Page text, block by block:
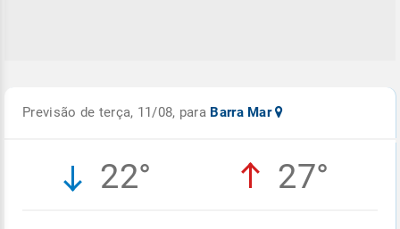
Previsão de terça, 11/08, para Barra Mar
22° 27°